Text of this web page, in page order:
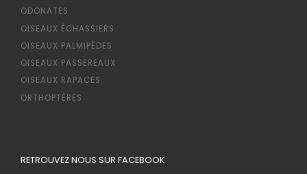
ODONATES
OISEAUX ÉCHASSIERS
OISEAUX PALMIPÈDES
OISEAUX PASSEREAUX
OISEAUX RAPACES
ORTHOPTÈRES
RETROUVEZ NOUS SUR FACEBOOK